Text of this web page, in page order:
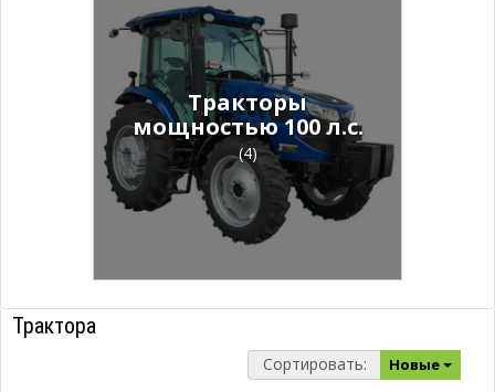
Тракторы
мощностью 100 л.с.
(4)
Трактора
Сортировать: Новые